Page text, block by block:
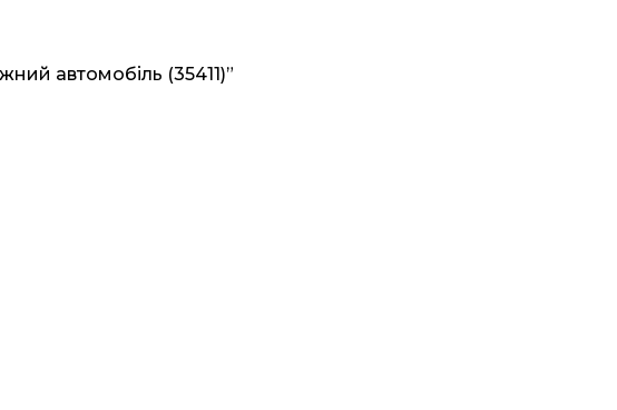
автомобіль (35411)”